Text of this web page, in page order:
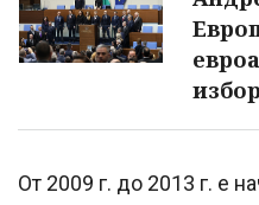
От 2009 г. до 2013 г. е